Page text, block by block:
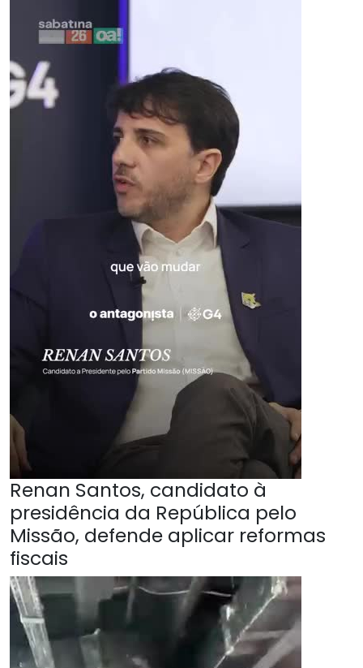
Renan Santos, candidato à
presidência da República pelo
Missão, defende aplicar reformas
fiscais